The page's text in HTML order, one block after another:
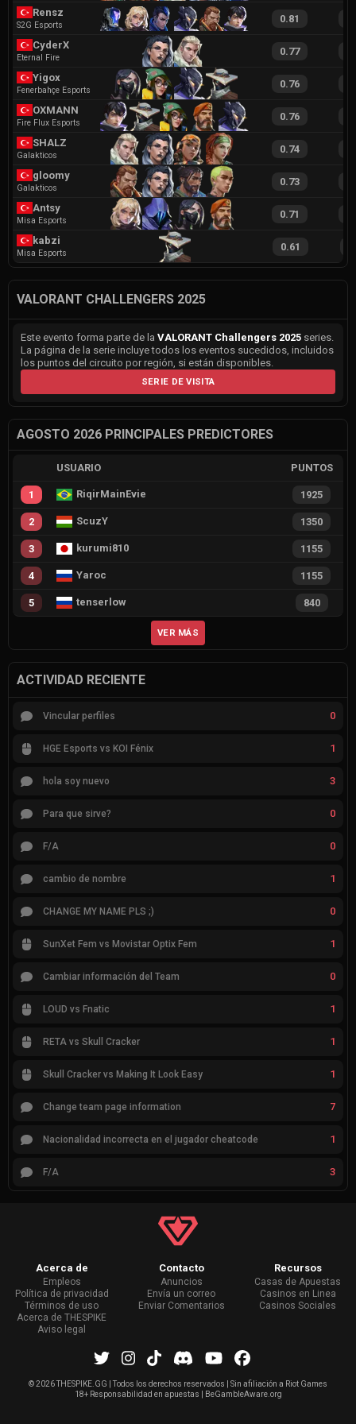
Rensz
S2G Esports
0.81
CyderX
Eternal Fire
0.77
Yigox
Fenerbahçe Esports
0.76
OXMANN
Fire Flux Esports
0.76
SHALZ
Galakticos
0.74
gloomy
Galakticos
0.73
Antsy
Misa Esports
0.71
kabzi
Misa Esports
0.61
VALORANT CHALLENGERS 2025
Este evento forma parte de la VALORANT Challengers 2025 series.
La página de la serie incluye todos los eventos sucedidos, incluidos
los puntos del circuito por región, si están disponibles.
SERIE DE VISITA
AGOSTO 2026 PRINCIPALES PREDICTORES
USUARIO PUNTOS
1 RiqirMainEvie 1925
2 ScuzY 1350
3 kurumi810 1155
4 Yaroc 1155
5 tenserlow 840
VER MÁS
ACTIVIDAD RECIENTE
Vincular perfiles 0
HGE Esports vs KOI Fénix 1
hola soy nuevo 3
Para que sirve? 0
F/A 0
cambio de nombre 1
CHANGE MY NAME PLS ;) 0
SunXet Fem vs Movistar Optix Fem 1
Cambiar información del Team 0
LOUD vs Fnatic 1
RETA vs Skull Cracker 1
Skull Cracker vs Making It Look Easy 1
Change team page information 7
Nacionalidad incorrecta en el jugador cheatcode 1
F/A 3
Acerca de
Empleos
Política de privacidad
Términos de uso
Acerca de THESPIKE
Aviso legal
Contacto
Anuncios
Envía un correo
Enviar Comentarios
Recursos
Casas de Apuestas
Casinos en Linea
Casinos Sociales
©2026 THESPIKE.GG | Todos los derechos reservados | Sin afiliación a Riot Games
18+ Responsabilidad en apuestas | BeGambleAware.org